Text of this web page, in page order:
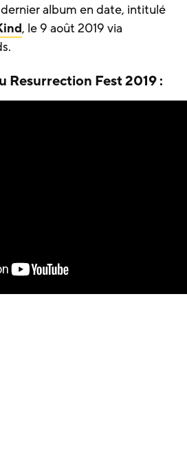
album en date, intitulé
, le 9 août 2019 via
Resurrection Fest 2019 :